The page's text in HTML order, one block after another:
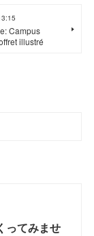
Campus
illustré
ってみませ